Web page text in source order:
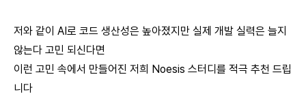
저와 같이 AI로 코드 생산성은 높아졌지만 실제 개발 실력은 늘지
않는다 고민 되신다면
이런 고민 속에서 만들어진 저희 Noesis 스터디를 적극 추천 드립
니다